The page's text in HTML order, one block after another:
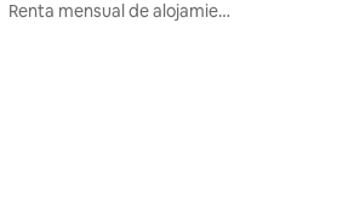
Renta mensual de alojamientos